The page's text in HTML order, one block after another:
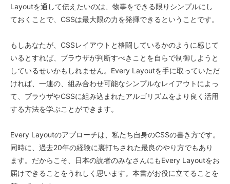
Layoutを通して伝えたいのは、物事をできる限りシンプルにし
ておくことで、CSSは最大限の力を発揮できるということです。
もしあなたが、CSSレイアウトと格闘しているかのように感じて
いるとすれば、ブラウザが判断すべきことを自らで制御しようと
しているせいかもしれません。Every Layoutを手に取っていただ
ければ、一連の、組み合わせ可能なシンプルなレイアウトによっ
て、ブラウザやCSSに組み込まれたアルゴリズムをより良く活用
する方法を学ぶことができます。
Every Layoutのアプローチは、私たち自身のCSSの書き方です。
同時に、過去20年の経験に裏打ちされた最良のやり方でもあり
ます。だからこそ、日本の読者のみなさんにもEvery Layoutをお
届けできることをうれしく思います。本書がお役に立てることを